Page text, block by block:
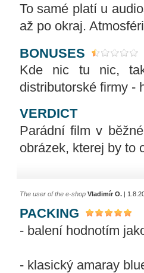
To samé platí u
až po okraj.
BONUSES
Kde nic tu nic,
distributorské firmy -
VERDICT
Parádní film v
obrázek, kterej by to
The user of the e-shop Vladimír O. |
PACKING
- balení hodnotím
- klasický amaray